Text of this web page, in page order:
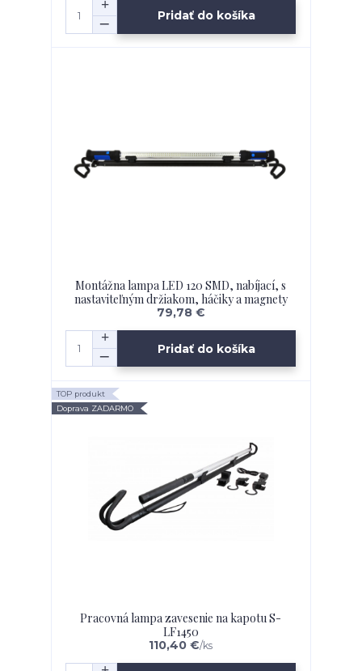
Pridať do košíka
Montážna lampa LED 120 SMD, nabíjací, s
nastaviteľným držiakom, háčiky a magnety
79,78 €
Pridať do košíka
TOP produkt
Doprava ZADARMO
Pracovná lampa zavesenie na kapotu S-
LF1450
110,40 €/ks